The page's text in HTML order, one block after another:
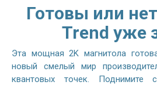
Готовы или
Trend уже
Эта мощная 2K магнитола
новый смелый мир
квантовых точек. Поднимите